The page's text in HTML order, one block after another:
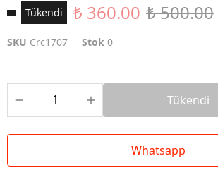
Tükendi ₺ 360.00 ₺ 500.00
SKU Crc1707 Stok 0
Tükendi
Whatsapp